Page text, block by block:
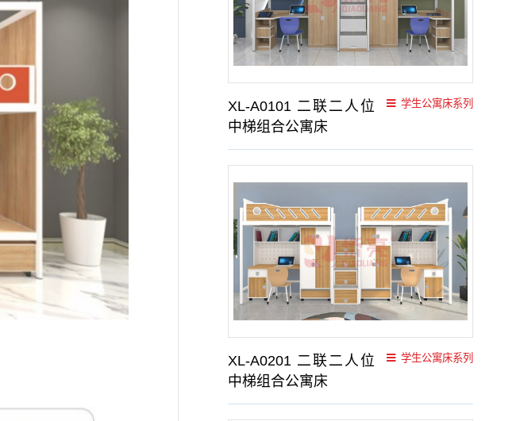
XL-A0101 二联二人位
中梯组合公寓床
学生公寓床系列
XL-A0201 二联二人位
中梯组合公寓床
学生公寓床系列